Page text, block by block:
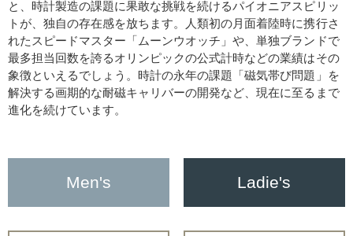
と、時計製造の課題に果敢な挑戦を続けるパイオニアスピリッ
トが、独自の存在感を放ちます。人類初の月面着陸時に携行さ
れたスピードマスター「ムーンウオッチ」や、単独ブランドで
最多担当回数を誇るオリンピックの公式計時などの業績はその
象徴といえるでしょう。時計の永年の課題「磁気帯び問題」を
解決する画期的な耐磁キャリバーの開発など、現在に至るまで
進化を続けています。
Men's Ladie's